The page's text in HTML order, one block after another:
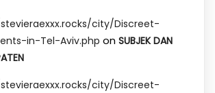
city/Discreet-
in-Tel-Aviv.php on SUBJEK DAN
city/Discreet-